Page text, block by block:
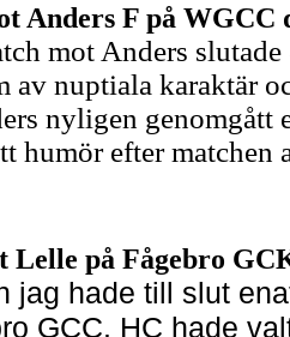
Anders F på WGCC
mot Anders
av nuptiala karaktär
nyligen genomgått
humör efter
Lelle på Fågebro
jag hade till slut
GCC. HC hade